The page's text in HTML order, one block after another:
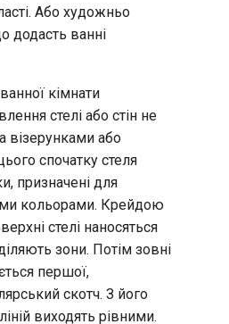
Або художньо
додасть ванні
кімнати
стелі або стін не
візерунками або
спочатку стеля
призначені для
кольорами. Крейдою
стелі наносяться
зони. Потім зовні
першої,
скотч. З його
виходять рівними.